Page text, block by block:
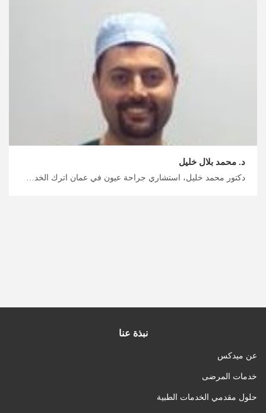
د. محمد بلال خليل
دكتور محمد خليل، استشاري جراحة عيون في عمان اترك الخدمات اللوجستية والطبية في الأردن لنا، خدمات إعادة التأهيل لضعاف البصر على أيدي أمهر أطباء العيون في الأردن، ابدأ بتخطيط رحلتك الجراحية مع ميدكس الأردن
نبذة عنا
عن ميدكس
خدمات المرضى
حلول مقدمي الخدمات الطبية